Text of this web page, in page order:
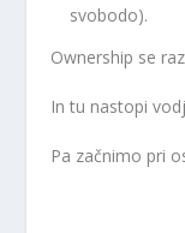
svobodo).
Ownership se
In tu nastopi
Pa začnimo pri